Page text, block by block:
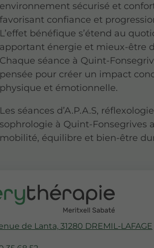
environnement sécurisé et
favorisant confiance et
L’effet bénéfique s’étend au
apportant énergie et mieux-être
Chaque séance à Quint-
pensée pour créer un impact
physique et émotionnelle.
Les séances d’A.P.A.S,
sophrologie à Quint-Fonsegrives
mobilité, équilibre et bien-être
de Lanta, 31280 DREMIL-LAFAGE